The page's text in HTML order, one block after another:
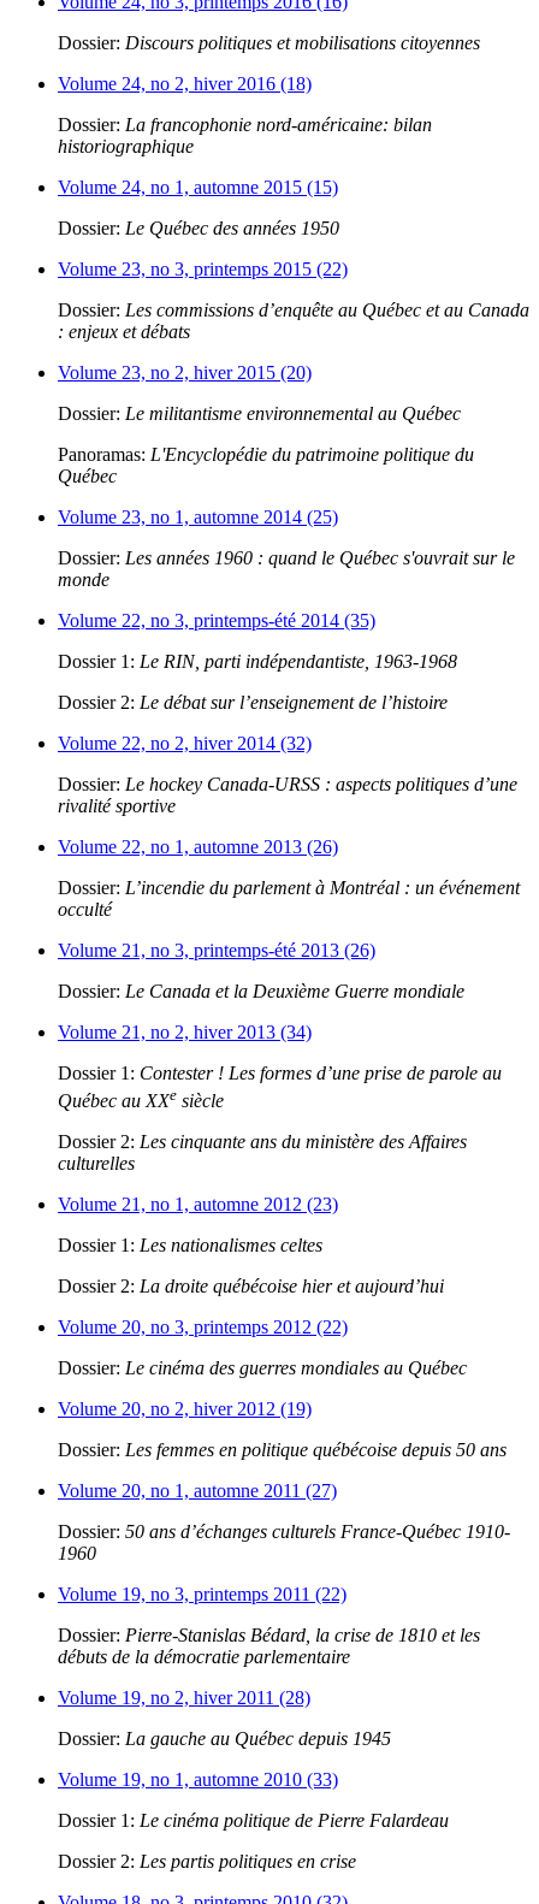
Dossier: Discours politiques et mobilisations citoyennes
Volume 24, no 2, hiver 2016 (18)
Dossier: La francophonie nord-américaine: bilan
historiographique
Volume 24, no 1, automne 2015 (15)
Dossier: Le Québec des années 1950
Volume 23, no 3, printemps 2015 (22)
Dossier: Les commissions d’enquête au Québec et au Canada
: enjeux et débats
Volume 23, no 2, hiver 2015 (20)
Dossier: Le militantisme environnemental au Québec
Panoramas: L'Encyclopédie du patrimoine politique du
Québec
Volume 23, no 1, automne 2014 (25)
Dossier: Les années 1960 : quand le Québec s'ouvrait sur le
monde
Volume 22, no 3, printemps-été 2014 (35)
Dossier 1: Le RIN, parti indépendantiste, 1963-1968
Dossier 2: Le débat sur l’enseignement de l’histoire
Volume 22, no 2, hiver 2014 (32)
Dossier: Le hockey Canada-URSS : aspects politiques d’une
rivalité sportive
Volume 22, no 1, automne 2013 (26)
Dossier: L’incendie du parlement à Montréal : un événement
occulté
Volume 21, no 3, printemps-été 2013 (26)
Dossier: Le Canada et la Deuxième Guerre mondiale
Volume 21, no 2, hiver 2013 (34)
Dossier 1: Contester ! Les formes d’une prise de parole au
Québec au XXe siècle
Dossier 2: Les cinquante ans du ministère des Affaires
culturelles
Volume 21, no 1, automne 2012 (23)
Dossier 1: Les nationalismes celtes
Dossier 2: La droite québécoise hier et aujourd’hui
Volume 20, no 3, printemps 2012 (22)
Dossier: Le cinéma des guerres mondiales au Québec
Volume 20, no 2, hiver 2012 (19)
Dossier: Les femmes en politique québécoise depuis 50 ans
Volume 20, no 1, automne 2011 (27)
Dossier: 50 ans d’échanges culturels France-Québec 1910-
1960
Volume 19, no 3, printemps 2011 (22)
Dossier: Pierre-Stanislas Bédard, la crise de 1810 et les
débuts de la démocratie parlementaire
Volume 19, no 2, hiver 2011 (28)
Dossier: La gauche au Québec depuis 1945
Volume 19, no 1, automne 2010 (33)
Dossier 1: Le cinéma politique de Pierre Falardeau
Dossier 2: Les partis politiques en crise